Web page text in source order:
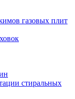
газовых плит
стиральных